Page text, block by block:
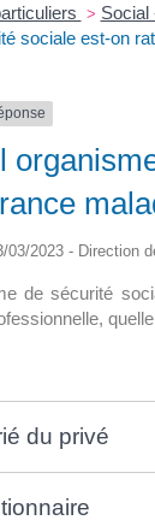
> Social
sociale est-on
03/2023 - Direction
de sécurité
du privé
La maison
sol, abritera un